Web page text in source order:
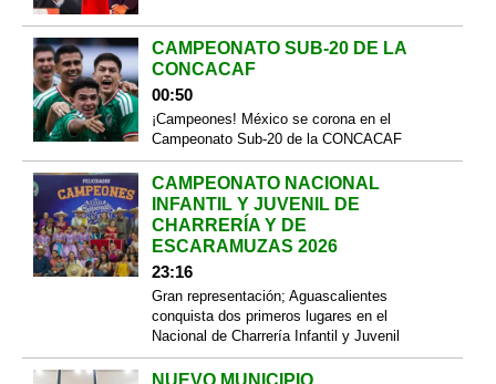
CAMPEONATO SUB-20 DE LA
CONCACAF
00:50
¡Campeones! México se corona en el
Campeonato Sub-20 de la CONCACAF
CAMPEONATO NACIONAL
INFANTIL Y JUVENIL DE
CHARRERÍA Y DE
ESCARAMUZAS 2026
23:16
Gran representación; Aguascalientes
conquista dos primeros lugares en el
Nacional de Charrería Infantil y Juvenil
NUEVO MUNICIPIO